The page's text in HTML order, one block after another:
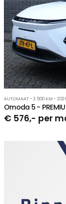
AUTOMAAT - 2.500 KM -
Omoda 5 -
€ 576,- per